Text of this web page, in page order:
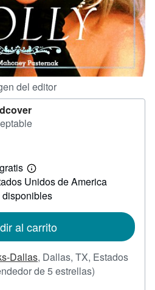
del editor
Más
información
sobre
las
envío
Unidos de America
al carrito
Dallas, Dallas, TX, Estados
de 5 estrellas)